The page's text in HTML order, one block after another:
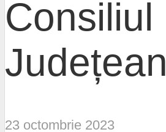
Consiliul
Județean
23 octombrie 2023